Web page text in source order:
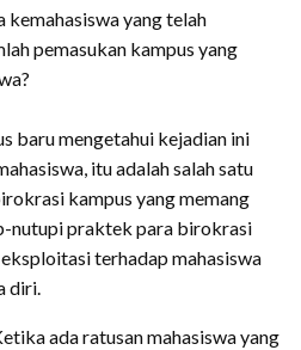
kemahasiswa yang telah
pemasukan kampus yang
baru mengetahui kejadian ini
itu adalah salah satu
kampus yang memang
nutupi praktek para birokrasi
terhadap mahasiswa
diri.
ada ratusan mahasiswa yang